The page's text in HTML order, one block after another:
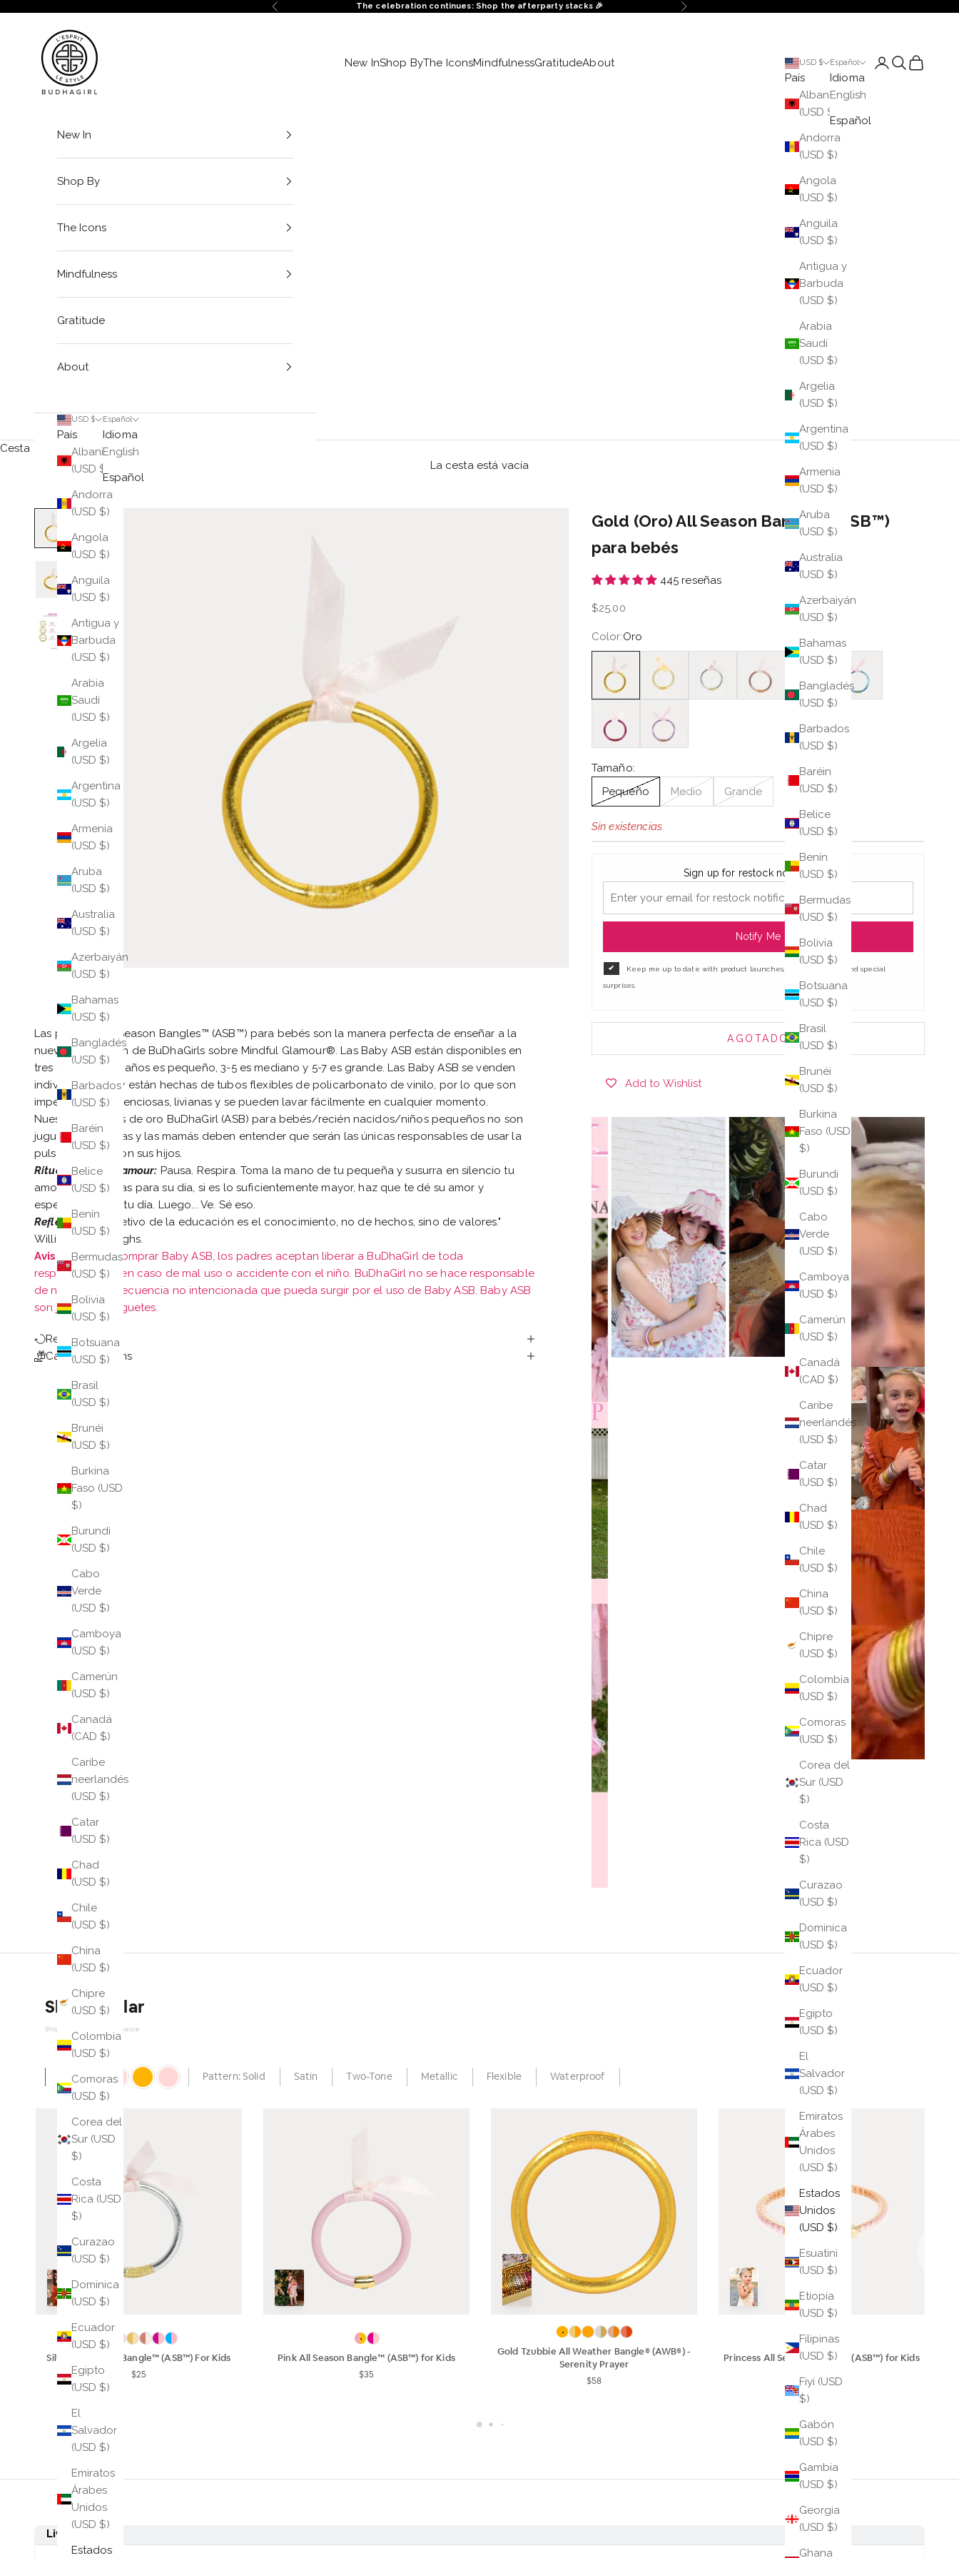
Anterior The celebration continues: Shop the afterparty stacks 🎉 Siguiente
BuDhaGirl
New InShop ByThe IconsMindfulnessGratitudeAbout USD $
País
Albania
(USD $)
Andorra
(USD $)
Angola
(USD $)
Anguila
(USD $)
Antigua y
Barbuda
(USD $)
Arabia
Saudí
(USD $)
Argelia
(USD $)
Argentina
(USD $)
Armenia
(USD $)
Aruba
(USD $)
Australia
(USD $)
Azerbaiyán
(USD $)
Bahamas
(USD $)
Bangladés
(USD $)
Barbados
(USD $)
Baréin
(USD $)
Belice
(USD $)
Benín
(USD $)
Bermudas
(USD $)
Bolivia
(USD $)
Botsuana
(USD $)
Brasil
(USD $)
Brunéi
(USD $)
Burkina
Faso (USD
$)
Burundi
(USD $)
Cabo
Verde
(USD $)
Camboya
(USD $)
Camerún
(USD $)
Canadá
(CAD $)
Caribe
neerlandés
(USD $)
Catar
(USD $)
Chad
(USD $)
Chile
(USD $)
China
(USD $)
Chipre
(USD $)
Colombia
(USD $)
Comoras
(USD $)
Corea del
Sur (USD
$)
Costa
Rica (USD
$)
Curazao
(USD $)
Dominica
(USD $)
Ecuador
(USD $)
Egipto
(USD $)
El
Salvador
(USD $)
Emiratos
Árabes
Unidos
(USD $)
Estados
Unidos
(USD $)
Esuatini
(USD $)
Etiopía
(USD $)
Filipinas
(USD $)
Fiyi (USD
$)
Gabón
(USD $)
Gambia
(USD $)
Georgia
(USD $)
Ghana
Español
Idioma
English
Español
Iniciar sesión
Buscar
Cesta
New In
Shop By
The Icons
Mindfulness
Gratitude
About
USD $
País
Albania
(USD $)
Andorra
(USD $)
Angola
(USD $)
Anguila
(USD $)
Antigua y
Barbuda
(USD $)
Arabia
Saudí
(USD $)
Argelia
(USD $)
Argentina
(USD $)
Armenia
(USD $)
Aruba
(USD $)
Australia
(USD $)
Azerbaiyán
(USD $)
Bahamas
(USD $)
Bangladés
(USD $)
Barbados
(USD $)
Baréin
(USD $)
Belice
(USD $)
Benín
(USD $)
Bermudas
(USD $)
Bolivia
(USD $)
Botsuana
(USD $)
Brasil
(USD $)
Brunéi
(USD $)
Burkina
Faso (USD
$)
Burundi
(USD $)
Cabo
Verde
(USD $)
Camboya
(USD $)
Camerún
(USD $)
Canadá
(CAD $)
Caribe
neerlandés
(USD $)
Catar
(USD $)
Chad
(USD $)
Chile
(USD $)
China
(USD $)
Chipre
(USD $)
Colombia
(USD $)
Comoras
(USD $)
Corea del
Sur (USD
$)
Costa
Rica (USD
$)
Curazao
(USD $)
Dominica
(USD $)
Ecuador
(USD $)
Egipto
(USD $)
El
Salvador
(USD $)
Emiratos
Árabes
Unidos
(USD $)
Estados
Español
Idioma
English
Español
Cesta
La cesta está vacía
Gold (Oro) All Season Bangle™ (ASB™)
para bebés
445 reseñas
Precio de oferta
$25.00
Color:Oro
Etoile Plata BDG ROSACeleste
Tamaño:
Pequeño
Medio Grande
Sin existencias
Sign up for restock notifications
Notify Me
Keep me up to date with product launches, awesome sales, and special
surprises.
AGOTADO
Add to Wishlist
Las pulseras All Season Bangles™ (ASB™) para bebés son la manera perfecta de enseñar a la
nueva generación de BuDhaGirls sobre Mindful Glamour®. Las Baby ASB están disponibles en
tres tamaños: 1-4 años es pequeño, 3-5 es mediano y 5-7 es grande. Las Baby ASB se venden
individualmente y están hechas de tubos flexibles de policarbonato de vinilo, por lo que son
impermeables, silenciosas, livianas y se pueden lavar fácilmente en cualquier momento.
Nuestras pulseras de oro BuDhaGirl (ASB) para bebés/recién nacidos/niños pequeños no son
juguetes, son joyas y las mamás deben entender que serán las únicas responsables de usar la
pulsera de oro con sus hijos.
Ritual Mindful Glamour: Pausa. Respira. Toma la mano de tu pequeña y susurra en silencio tu
amor y esperanzas para su día, si es lo suficientemente mayor, haz que te dé su amor y
esperanzas para tu día. Luego... Ve. Sé eso.
Reflexión:
"El objetivo de la educación es el conocimiento, no de hechos, sino de valores."
William S. Burroughs.
Aviso legal:Al comprar Baby ASB, los padres aceptan liberar a BuDhaGirl de toda
responsabilidad en caso de mal uso o accidente con el niño. BuDhaGirl no se hace responsable
de ninguna consecuencia no intencionada que pueda surgir por el uso de Baby ASB. Baby ASB
son joyas y no juguetes.
Return Policy
Care Instructions
Shop similar
Shop Similar Powered by Sauce
Auto Pattern: Solid Satin Two-Tone Metallic Flexible Waterproof
Silver All Season Bangle™ (ASB™) For Kids
$25
Pink All Season Bangle™ (ASB™) for Kids
$35
Gold Tzubbie All Weather Bangle® (AWB®) -
Serenity Prayer
$58
Princess All Season Bangle™ (ASB™) for Kids